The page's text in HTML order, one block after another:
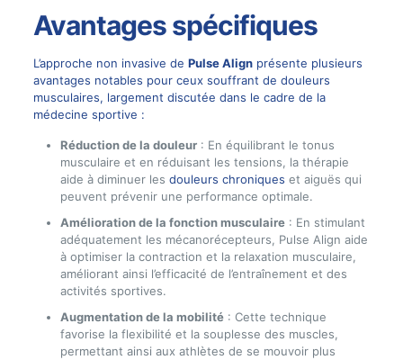
Avantages spécifiques
L’approche non invasive de Pulse Alignprésente plusieurs
avantages notables pour ceux souffrant de douleurs
musculaires, largement discutée dans le cadre de la
médecine sportive :
Réduction de la douleur: En équilibrant le tonus
musculaire et en réduisant les tensions, la thérapie
aide à diminuer les douleurs chroniques et aiguës qui
peuvent prévenir une performance optimale.
Amélioration de la fonction musculaire: En stimulant
adéquatement les mécanorécepteurs, Pulse Align aide
à optimiser la contraction et la relaxation musculaire,
améliorant ainsi l’efficacité de l’entraînement et des
activités sportives.
Augmentation de la mobilité: Cette technique
favorise la flexibilité et la souplesse des muscles,
permettant ainsi aux athlètes de se mouvoir plus